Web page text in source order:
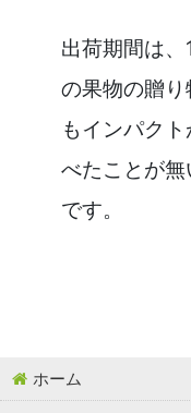
出荷期間は
の果物の贈
もインパク
べたことが
です。
ホーム